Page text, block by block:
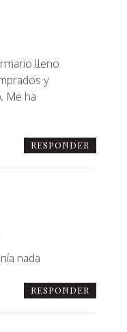
lleno
y
Me ha
RESPONDER
nada
RESPONDER